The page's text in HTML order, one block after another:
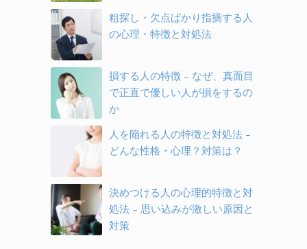
粗探し・欠点ばかり指摘する人
の心理・特徴と対処法
損する人の特徴 – なぜ、真面目
で正直で優しい人が損をするの
か
人を陥れる人の特徴と対処法 –
どんな性格・心理？対策は？
決めつける人の心理的特徴と対
処法 – 思い込みが激しい原因と
対策